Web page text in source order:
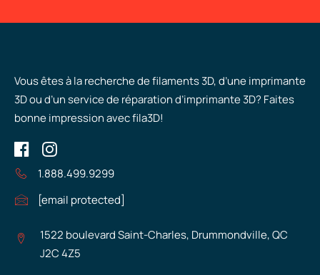
Vous êtes à la recherche de filaments 3D, d’une imprimante
3D ou d’un service de réparation d’imprimante 3D? Faites
bonne impression avec fila3D!
1.888.499.9299
[email protected]
1522 boulevard Saint-Charles, Drummondville, QC
J2C 4Z5